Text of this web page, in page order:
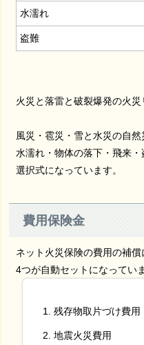
水濡れ
盗難
火災と落雷と破裂爆発の火災
風災・雹災・雪と水災の自然
水濡れ・物体の落下・飛来
選択式になっています。
費用保険金
ネット火災保険の費用の補償
4つが自動セットになっていま
残存物取片づけ費用
地震火災費用